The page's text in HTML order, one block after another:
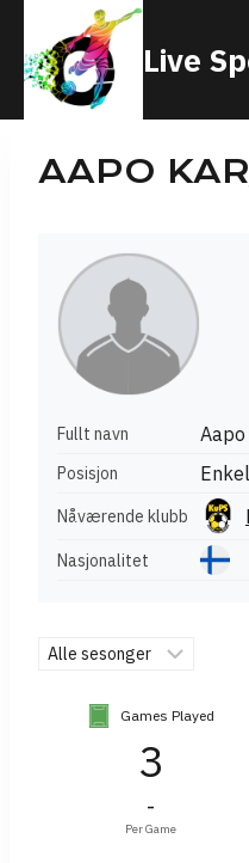
content
Live
AAPO
Fullt navn
Posisjon
Nåværende klubb
Nasjonalitet
Games Played
3
-
Per Game